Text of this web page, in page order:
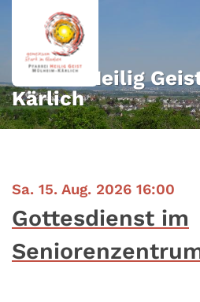
Zum Inhalt springen
Pfarrei Heilig
Kärlich
Sa. 15. Aug. 2026 16:00
Gottesdienst im